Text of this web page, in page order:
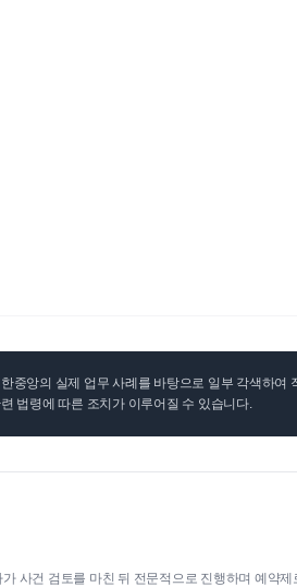
중앙의 실제 업무 사례를 바탕으로 일부 각색하
법령에 따른 조치가 이루어질 수 있습니다.
사건 검토를 마친 뒤 전문적으로 진행하며 예약